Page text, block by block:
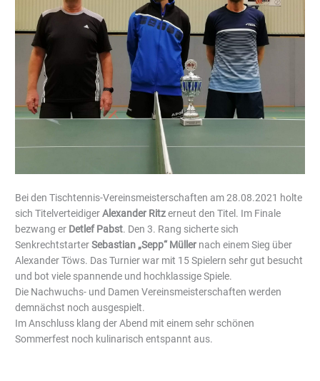
Bei den Tischtennis-Vereinsmeisterschaften am 28.08.2021 holte
sich TitelverteidigerAlexander Ritzerneut den Titel. Im Finale
bezwang er Detlef Pabst. Den 3. Rang sicherte sich
SenkrechtstarterSebastian „Sepp“ Müller nach einem Sieg über
Alexander Töws. Das Turnier war mit 15 Spielern sehr gut besucht
und bot viele spannende und hochklassige Spiele.
Die Nachwuchs- und Damen Vereinsmeisterschaften werden
demnächst noch ausgespielt.
Im Anschluss klang der Abend mit einem sehr schönen
Sommerfest noch kulinarisch entspannt aus.